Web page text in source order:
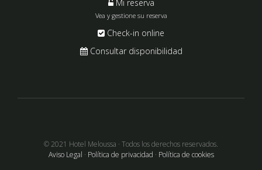
Mi reserva
Vea y gestione su reserva
Check-in online
Consultar disponibilidad
© 2021 Hotel Meloussa · Todos los derechos reservados.
Aviso Legal · Política de privacidad · Política de cookies